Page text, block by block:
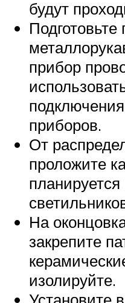
будут
прибор
приборов.
От
проложите
На
закрепите
изолируйте.